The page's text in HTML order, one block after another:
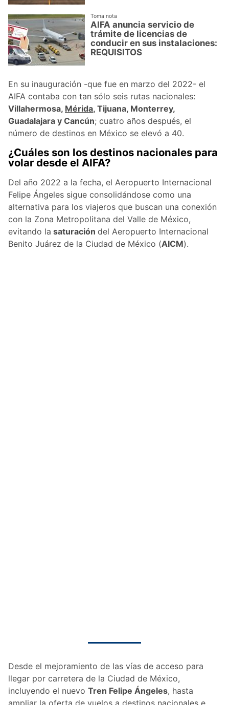
Toma nota
AIFA anuncia servicio de
trámite de licencias de
conducir en sus instalaciones:
REQUISITOS
En su inauguración -que fue en marzo del 2022- el
AIFA contaba con tan sólo seis rutas nacionales:
Villahermosa, Mérida, Tijuana, Monterrey,
Guadalajara y Cancún; cuatro años después, el
número de destinos en México se elevó a 40.
¿Cuáles son los destinos nacionales para
volar desde el AIFA?
Del año 2022 a la fecha, el Aeropuerto Internacional
Felipe Ángeles sigue consolidándose como una
alternativa para los viajeros que buscan una conexión
con la Zona Metropolitana del Valle de México,
evitando la saturación del Aeropuerto Internacional
Benito Juárez de la Ciudad de México (AICM).
Desde el mejoramiento de las vías de acceso para
llegar por carretera de la Ciudad de México,
incluyendo el nuevo Tren Felipe Ángeles, hasta